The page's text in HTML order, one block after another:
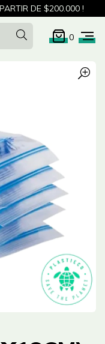
DE $200.000 !
0